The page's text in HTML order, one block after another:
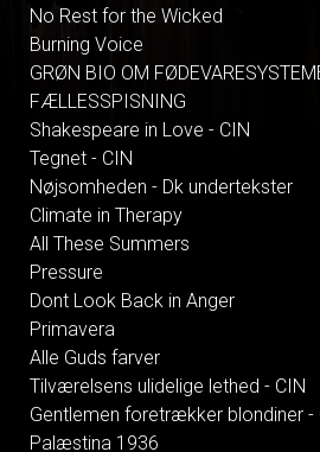
No Rest for the Wicked
Burning Voice
GRØN BIO OM
FÆLLESSPISNING
Shakespeare in Love - CIN
Tegnet - CIN
Nøjsomheden - Dk undertekster
Climate in Therapy
All These Summers
Pressure
Dont Look Back in Anger
Primavera
Alle Guds farver
Tilværelsens ulidelige lethed - CIN
Gentlemen foretrækker blondiner -
Palæstina 1936